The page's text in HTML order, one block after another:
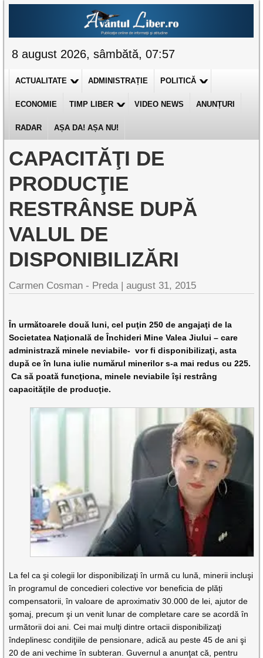
8 august 2026, sâmbătă, 07:57
ACTUALITATE ADMINISTRAȚIE POLITICĂ
ECONOMIE TIMP LIBER VIDEO NEWS ANUNȚURI
RADAR AȘA DA! AȘA NU!
CAPACITĂŢI DE
PRODUCŢIE
RESTRÂNSE DUPĂ
VALUL DE
DISPONIBILIZĂRI
Carmen Cosman - Preda |august 31, 2015
În următoarele două luni, cel puţin 250 de angajaţi de la
Societatea Naţională de Închideri Mine Valea Jiului – care
administrază minele neviabile- vor fi disponibilizaţi, asta
după ce în luna iulie numărul minerilor s-a mai redus cu 225.
Ca să poată funcţiona, minele neviabile îşi restrâng
capacităţile de producţie.
La fel ca şi colegii lor disponibilizaţi în urmă cu lună, minerii incluşi
în programul de concedieri colective vor beneficia de plăți
compensatorii, în valoare de aproximativ 30.000 de lei, ajutor de
şomaj, precum şi un venit lunar de completare care se acordă în
următorii doi ani. Cei mai mulţi dintre ortacii disponibilizaţi
îndeplinesc condiţiile de pensionare, adică au peste 45 de ani şi
20 de ani vechime în subteran. Guvernul a anunţat că, pentru